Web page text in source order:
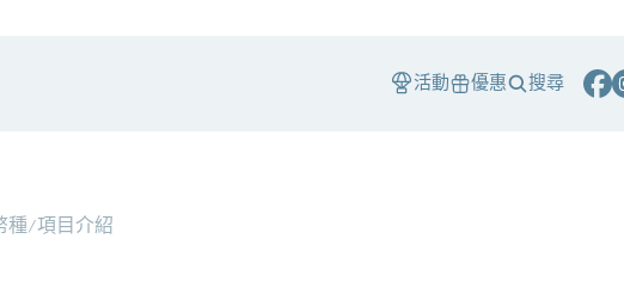
活動 優惠 搜尋
種/項目介紹